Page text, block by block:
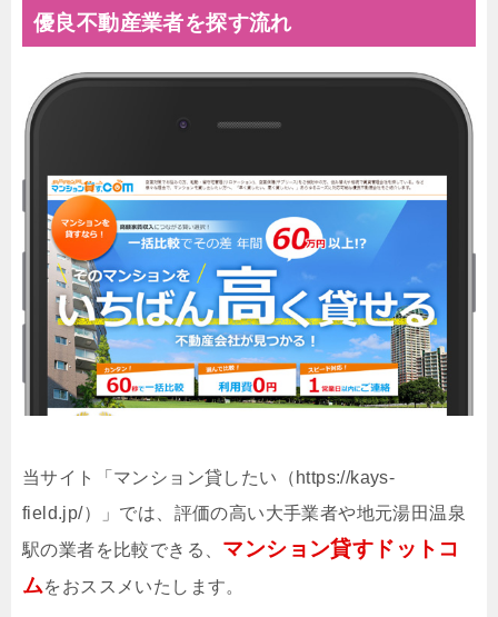
優良不動産業者を探す流れ
当サイト「マンション貸したい（https://kays-
field.jp/）」では、評価の高い大手業者や地元湯田温泉
駅の業者を比較できる、 マンション貸すドットコ
ムをおススメいたします。